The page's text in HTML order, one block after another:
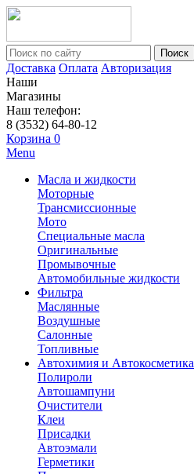
Поиск
Доставка Оплата Авторизация
Наши
Магазины
Наш телефон:
8 (3532) 64-80-12
Корзина 0
Menu
Масла и жидкости
Моторные
Трансмиссионные
Мото
Специальные масла
Оригинальные
Промывочные
Автомобильные жидкости
Фильтра
Маслянные
Воздушные
Салонные
Топливные
Автохимия и Автокосметика
Полироли
Автошампуни
Очистители
Клеи
Присадки
Автоэмали
Герметики